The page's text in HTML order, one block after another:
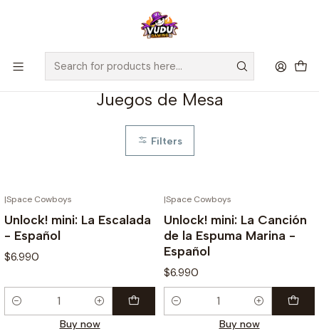
🚀 ¡Despachamos a todo Chile! Envío GRATIS a Regiones sobre
$100.000 y a RM sobre $35.000
Home Juegos de Mesa
Juegos de Mesa
Filters
|Space Cowboys
Unlock! mini: La Escalada
- Español
$6.990
Quantity
Buy now
|Space Cowboys
Unlock! mini: La Canción
de la Espuma Marina -
Español
$6.990
Quantity
Buy now